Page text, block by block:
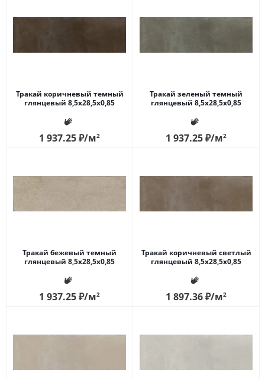
Тракай коричневый темный
глянцевый 8,5x28,5x0,85
1 937.25₽/м2
Тракай зеленый темный
глянцевый 8,5x28,5x0,85
1 937.25₽/м2
Тракай бежевый темный
глянцевый 8,5x28,5x0,85
1 937.25₽/м2
Тракай коричневый светлый
глянцевый 8,5x28,5x0,85
1 897.36₽/м2